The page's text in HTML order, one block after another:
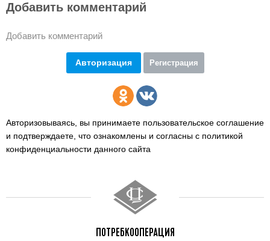
Добавить комментарий
Добавить комментарий
Авторизация Регистрация
Авторизовываясь, вы принимаете пользовательское соглашение
и подтверждаете, что ознакомлены и согласны с политикой
конфиденциальности данного сайта
ПОТРЕБКООПЕРАЦИЯ